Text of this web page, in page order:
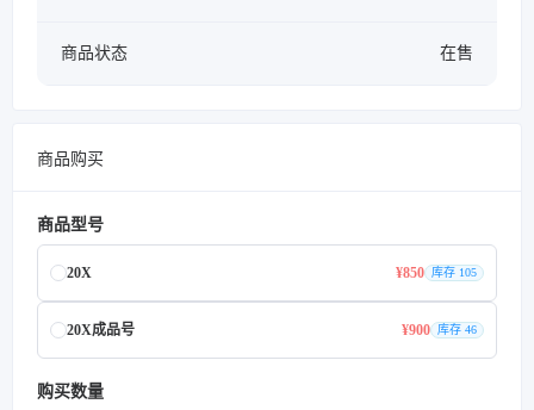
商品状态 在售
商品购买
商品型号
20X ¥850 库存 105
20X成品号 ¥900 库存 46
购买数量